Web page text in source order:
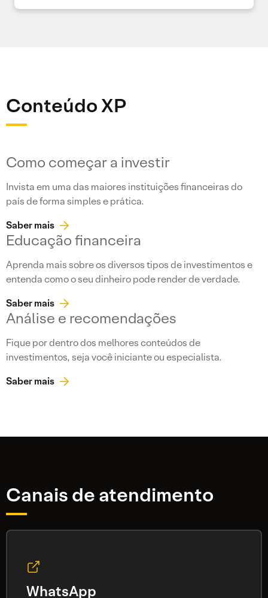
Conteúdo XP
Como começar a investir
Invista em uma das maiores instituições financeiras do
país de forma simples e prática.
Saber mais
Educação financeira
Aprenda mais sobre os diversos tipos de investimentos e
entenda como o seu dinheiro pode render de verdade.
Saber mais
Análise e recomendações
Fique por dentro dos melhores conteúdos de
investimentos, seja você iniciante ou especialista.
Saber mais
Canais de atendimento
WhatsApp